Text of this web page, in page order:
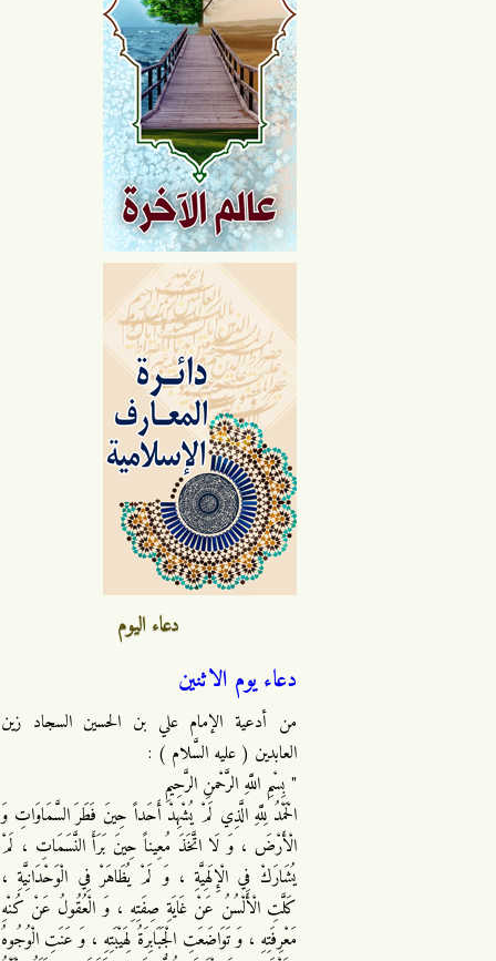
دعاء اليوم
دعاء يوم الاثنين
من أدعية الإمام علي بن الحسين السجاد زين
العابدين ( عليه السَّلام ) :
" بِسْمِ اللَّهِ الرَّحْمنِ الرَّحِيمِ
الْحَمْدُ لِلَّهِ الَّذِي لَمْ يُشْهِدْ أَحَداً حِينَ فَطَرَ السَّمَاوَاتِ وَ
الْأَرْضَ ، وَ لَا اتَّخَذَ مُعِيناً حِينَ بَرَأَ النَّسَمَاتِ ، لَمْ
يُشَارَكْ فِي الْإِلَهِيَّةِ ، وَ لَمْ يُظَاهَرْ فِي الْوَحْدَانِيَّةِ ،
كَلَّتِ الْأَلْسُنُ عَنْ غَايَةِ صِفَتِهِ ، وَ الْعُقُولُ عَنْ كُنْهِ
مَعْرِفَتِهِ ، وَ تَوَاضَعَتِ الْجَبَابِرَةُ لِهَيْبَتِهِ ، وَ عَنَتِ الْوُجُوهُ